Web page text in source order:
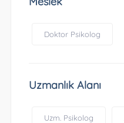
Doktor Psikolog
Uzmanlık Alanı
Uzm. Psikolog